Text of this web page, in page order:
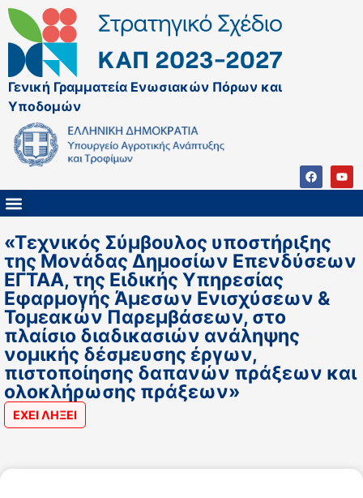
Γενική Γραμματεία Ενωσιακών Πόρων και
Υποδομών
«Τεχνικός Σύμβουλος υποστήριξης
της Μονάδας Δημοσίων Επενδύσεων
ΕΓΤΑΑ, της Ειδικής Υπηρεσίας
Εφαρμογής Άμεσων Ενισχύσεων &
Τομεακών Παρεμβάσεων, στο
πλαίσιο διαδικασιών ανάληψης
νομικής δέσμευσης έργων,
πιστοποίησης δαπανών πράξεων και
ολοκλήρωσης πράξεων»
ΕΧΕΙ ΛΗΞΕΙ